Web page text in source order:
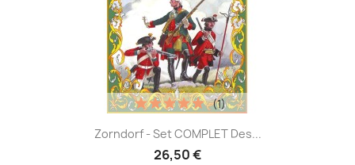
Zorndorf - Set COMPLET Des...
26,50 €
(1)